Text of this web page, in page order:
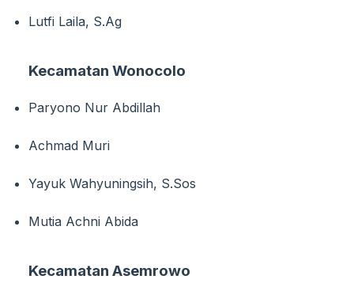
Lutfi Laila, S.Ag
Kecamatan Wonocolo
Paryono Nur Abdillah
Achmad Muri
Yayuk Wahyuningsih, S.Sos
Mutia Achni Abida
Kecamatan Asemrowo